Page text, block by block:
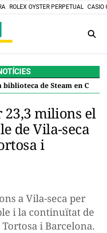
ROLEX OYSTER PERPETUAL CASIO
retro: el projecte DIY que desafia el futur digital
milions el
de Vila-seca
i
a Vila-seca per
i la continuïtat de
Tortosa i Barcelona.